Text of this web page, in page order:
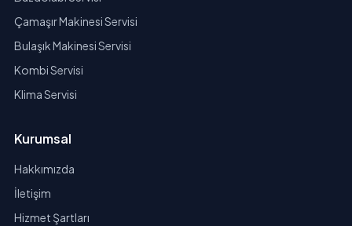
Çamaşır Makinesi Servisi
Bulaşık Makinesi Servisi
Kombi Servisi
Klima Servisi
Kurumsal
Hakkımızda
İletişim
Hizmet Şartları